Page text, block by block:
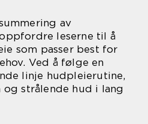
av
leserne til å
som passer best for
Ved å følge en
linje hudpleierutine,
og strålende hud i lang